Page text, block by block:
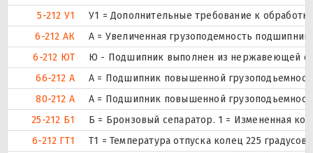
5-212 У1
У1 = Дополнительные требование к
6-212 АК
А = Увеличенная грузоподемность
6-212 ЮТ
Ю - Подшипник выполнен из нержавеющей
66-212 А
А = Подшипник повышенной
80-212 А
А = Подшипник повышенной
25-212 Б1
Б = Бронзовый сепаратор. 1 = Измененная
6-212 ГТ1
Т1 = Температура отпуска колец 225